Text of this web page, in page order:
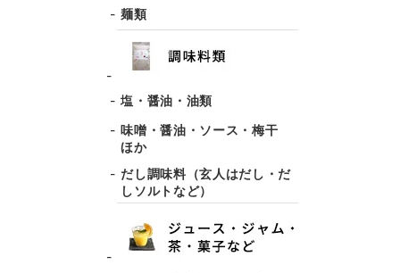
麺類
塩・醤油・油類
味噌・醤油・ソース・梅干
ほか
だし調味料（玄人はだし・だ
しソルトなど）